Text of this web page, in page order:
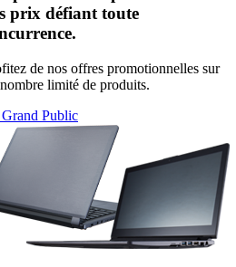
prix défiant toute
de nos offres promotionnelles sur
limité de produits.
Public